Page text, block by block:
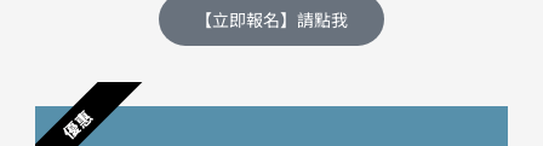
【立即報名】請點我
優惠